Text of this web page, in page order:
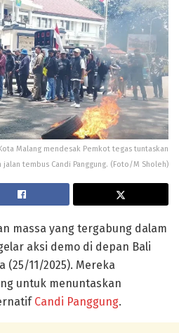
Malang mendesak Pemkot tegas tuntaskan
jalan tembus Candi Panggung. (Foto/M Sholeh)
massa yang tergabung dalam
aksi demo di depan Bali
(25/11/2025). Mereka
untuk menuntaskan
Candi Panggung.